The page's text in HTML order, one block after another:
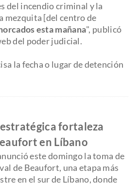
del incendio criminal y la
mezquita [del centro de
esta mañana", publicó
del poder judicial.
la fecha o lugar de detención
fortaleza
en Líbano
este domingo la toma de
de Beaufort, una etapa más
en el sur de Líbano, donde